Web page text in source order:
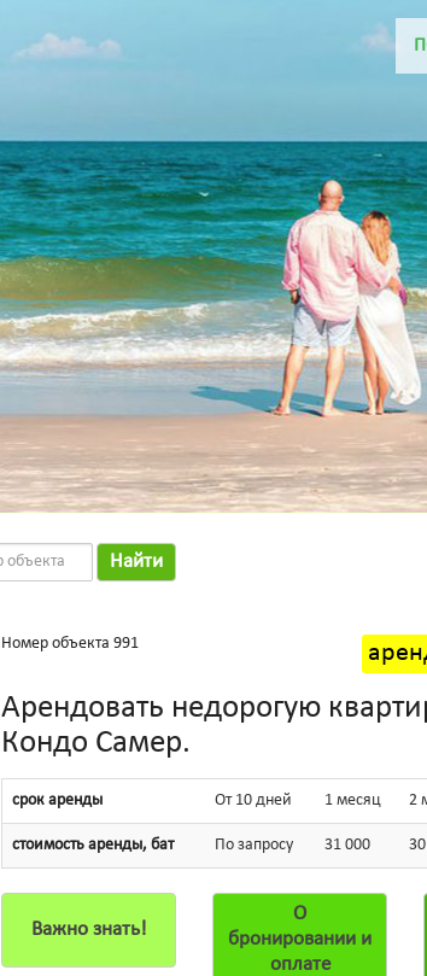
Найти
Номер объекта 991
Арендовать недорогую
Кондо Самер.
срок аренды От 10 дней 1 месяц 2
стоимость аренды, бат По запросу 31 000
Важно знать!
О
бронировании и
оплате